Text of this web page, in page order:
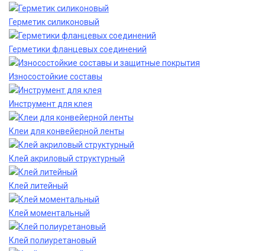
Герметик силиконовый
Герметики фланцевых соединений
Износостойкие составы
Инструмент для клея
Клеи для конвейерной ленты
Клей акриловый структурный
Клей литейный
Клей моментальный
Клей полиуретановый